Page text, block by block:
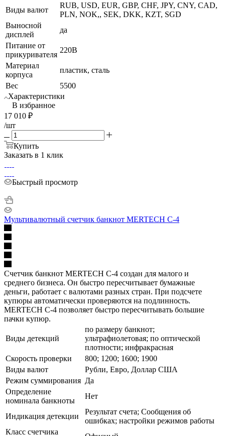
Виды валют
RUB, USD, EUR, GBP, CHF, JPY, CNY, CAD,
PLN, NOK,, SEK, DKK, KZT, SGD
Выносной
дисплей
да
Питание от
прикуривателя
220В
Материал
корпуса
пластик, сталь
Вес
5500
Характеристики
В избранное
17 010 ₽
/шт
Купить
Заказать в 1 клик
Быстрый просмотр
Мультивалютный счетчик банкнот MERTECH C-4
Счетчик банкнот MERTECH С-4 создан для малого и
среднего бизнеса. Он быстро пересчитывает бумажные
деньги, работает с валютами разных стран. При подсчете
купюры автоматически проверяются на подлинность.
MERTECH С-4 позволяет быстро пересчитывать большие
пачки купюр.
Виды детекций
по размеру банкнот;
ультрафиолетовая; по оптической
плотности; инфракрасная
Скорость проверки
800; 1200; 1600; 1900
Виды валют
Рубли, Евро, Доллар США
Режим суммирования Да
Определение
номинала банкноты
Нет
Индикация детекции
Результат счета; Сообщения об
ошибках; настройки режимов работы
Класс счетчика